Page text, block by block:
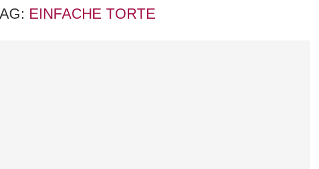
EINFACHE TORTE